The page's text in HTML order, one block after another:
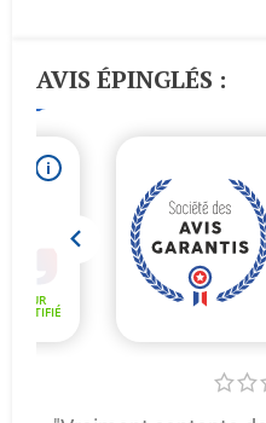
AVIS ÉPINGLÉS :